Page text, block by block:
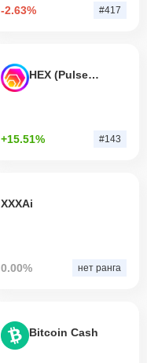
-2.63% #417
HEX (Pulsechain)
+15.51% #143
XXXAi
0.00% нет ранга
Bitcoin Cash